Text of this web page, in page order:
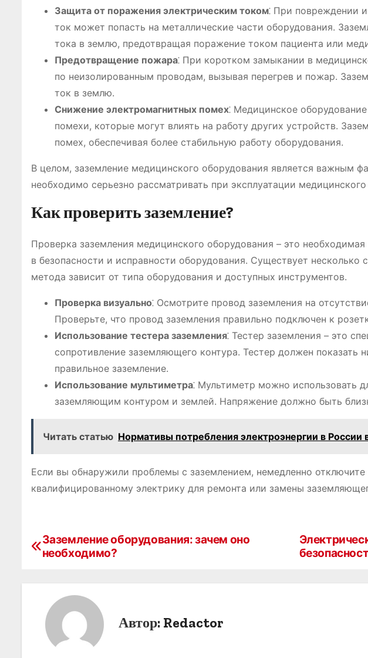
Защита от поражения электрическим током⁚ При повреждении
ток может попасть на металлические части оборудования.
тока в землю, предотвращая поражение током пациента или
Предотвращение пожара⁚ При коротком замыкании в
по неизолированным проводам, вызывая перегрев и пожар.
ток в землю.
Снижение электромагнитных помех⁚ Медицинское
помехи, которые могут влиять на работу других устройств.
помех, обеспечивая более стабильную работу оборудования.
В целом, заземление медицинского оборудования является важным
необходимо серьезно рассматривать при эксплуатации
Как проверить заземление?
Проверка заземления медицинского оборудования – это
в безопасности и исправности оборудования. Существует несколько
метода зависит от типа оборудования и доступных инструментов.
Проверка визуально⁚ Осмотрите провод заземления на
Проверьте, что провод заземления правильно подключен к
Использование тестера заземления⁚ Тестер заземления – это
сопротивление заземляющего контура. Тестер должен показать
правильное заземление.
Использование мультиметра⁚ Мультиметр можно использовать
заземляющим контуром и землей. Напряжение должно быть
Читать статью Нормативы потребления электроэнергии в России
Если вы обнаружили проблемы с заземлением, немедленно отключите
квалифицированному электрику для ремонта или замены
НЗаземление оборудования: зачем оно
необходимо?
Автор: Redactor